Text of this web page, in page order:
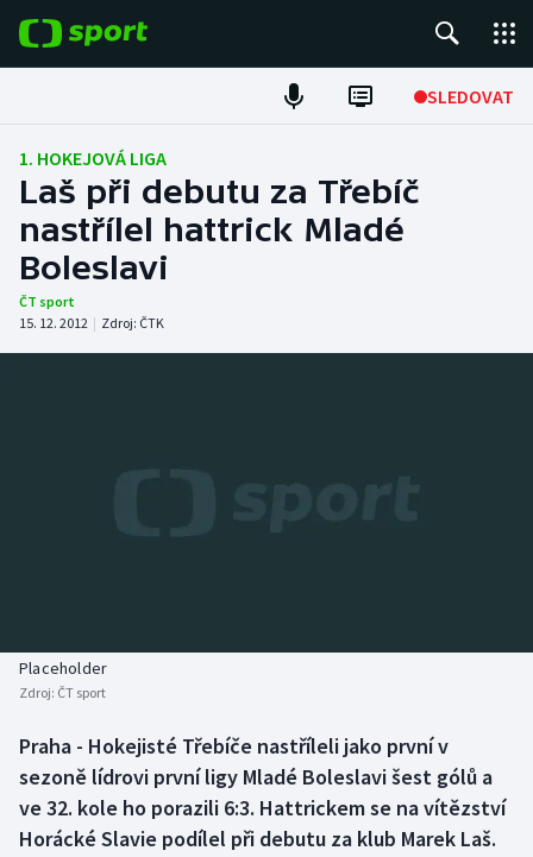
SLEDOVAT
Fotbal
Hokej
Tenis
Atletika
Biatlon
Box
Curling
Aplikace ČT sport
1. HOKEJOVÁ LIGA
Laš při debutu za Třebíč
nastřílel hattrick Mladé
Boleslavi
ČT sport
15. 12. 2012 | Zdroj: ČTK
Placeholder
Zdroj: ČT sport
Praha - Hokejisté Třebíče nastříleli jako první v
sezoně lídrovi první ligy Mladé Boleslavi šest gólů a
ve 32. kole ho porazili 6:3. Hattrickem se na vítězství
Horácké Slavie podílel při debutu za klub Marek Laš.